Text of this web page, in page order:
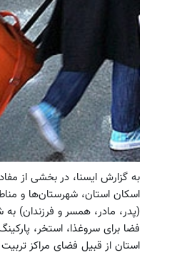
به گزارش ایسنا، در بخشی از
اسکان استان، شهرستان‌ها و
(پدر، مادر، همسر و فرزندان)
فضا برای سروغذا، استخر،
استان از قبیل فضای مراکز